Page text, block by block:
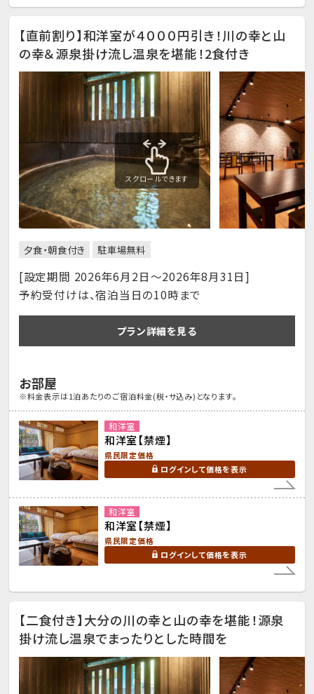
【直前割り】和洋室が４０００円引き！川の幸と山
の幸＆源泉掛け流し温泉を堪能！2食付き
スクロールできます
夕食・朝食付き 駐車場無料
[設定期間 2026年6月2日～2026年8月31日]
予約受付けは、宿泊当日の10時まで
プラン詳細を見る
お部屋
※料金表示は1泊あたりのご宿泊料金(税・サ込み)となります。
和洋室
和洋室【禁煙】
県民限定価格
ログインして価格を表示
和洋室
和洋室【禁煙】
県民限定価格
ログインして価格を表示
【二食付き】大分の川の幸と山の幸を堪能！源泉
掛け流し温泉でまったりとした時間を